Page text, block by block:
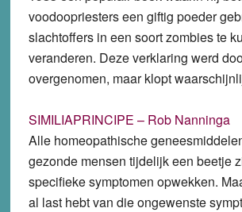
voodoopriesters een giftig poeder
slachtoffers in een soort zombies te
veranderen. Deze verklaring werd
overgenomen, maar klopt
SIMILIAPRINCIPE – Rob Nanninga
Alle homeopathische
gezonde mensen tijdelijk een beetje
specifieke symptomen opwekken.
al last hebt van die ongewenste